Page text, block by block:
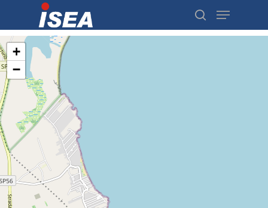
Hit enter to search or ESC to close
+
−